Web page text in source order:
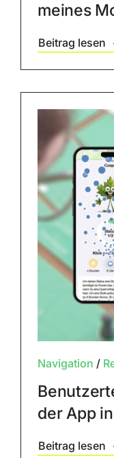
meines
Beitrag lesen
Navigation /
der App
Beitrag lesen